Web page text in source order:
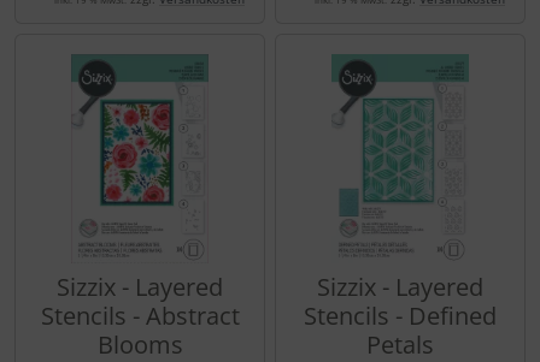
Sizzix - Layered
Stencils - Abstract
Blooms
Sizzix - Layered
Stencils - Defined
Petals